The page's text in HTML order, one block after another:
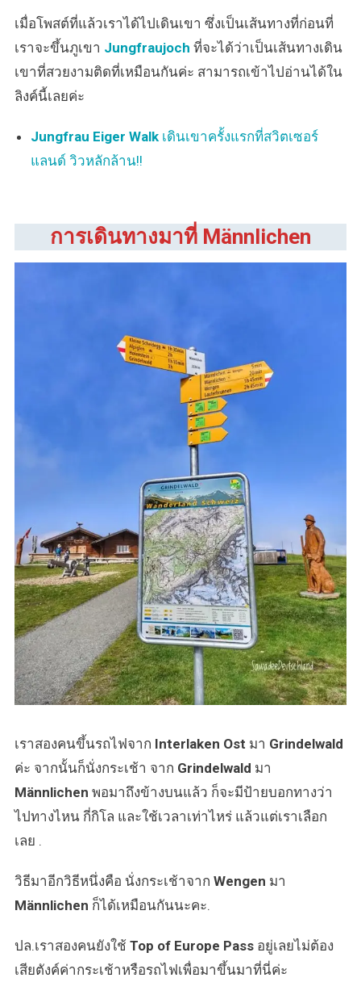
เมื่อโพสต์ที่แล้วเราได้ไปเดินเขา ซึ่งเป็นเส้นทางที่ก่อนที่
เราจะขึ้นภูเขา Jungfraujoch ที่จะได้ว่าเป็นเส้นทางเดิน
เขาที่สวยงามติดที่เหมือนกันค่ะ สามารถเข้าไปอ่านได้ใน
ลิงค์นี้เลยค่ะ
Jungfrau Eiger Walkเดินเขาครั้งแรกที่สวิตเซอร์
แลนด์ วิวหลักล้าน!!
การเดินทางมาที่ Männlichen
เราสองคนขึ้นรถไฟจาก Interlaken Ost มา Grindelwald
ค่ะ จากนั้นก็นั่งกระเช้า จาก Grindelwald มา
Männlichen พอมาถึงข้างบนแล้ว ก็จะมีป้ายบอกทางว่า
ไปทางไหน กี่กิโล และใช้เวลาเท่าไหร่ แล้วแต่เราเลือก
เลย .
วิธีมาอีกวิธีหนึ่งคือ นั่งกระเช้าจาก Wengen มา
Männlichen ก็ได้เหมือนกันนะคะ.
ปล.เราสองคนยังใช้ Top of Europe Passอยู่เลยไม่ต้อง
เสียตังค์ค่ากระเช้าหรือรถไฟเพื่อมาขึ้นมาที่นี่ค่ะ